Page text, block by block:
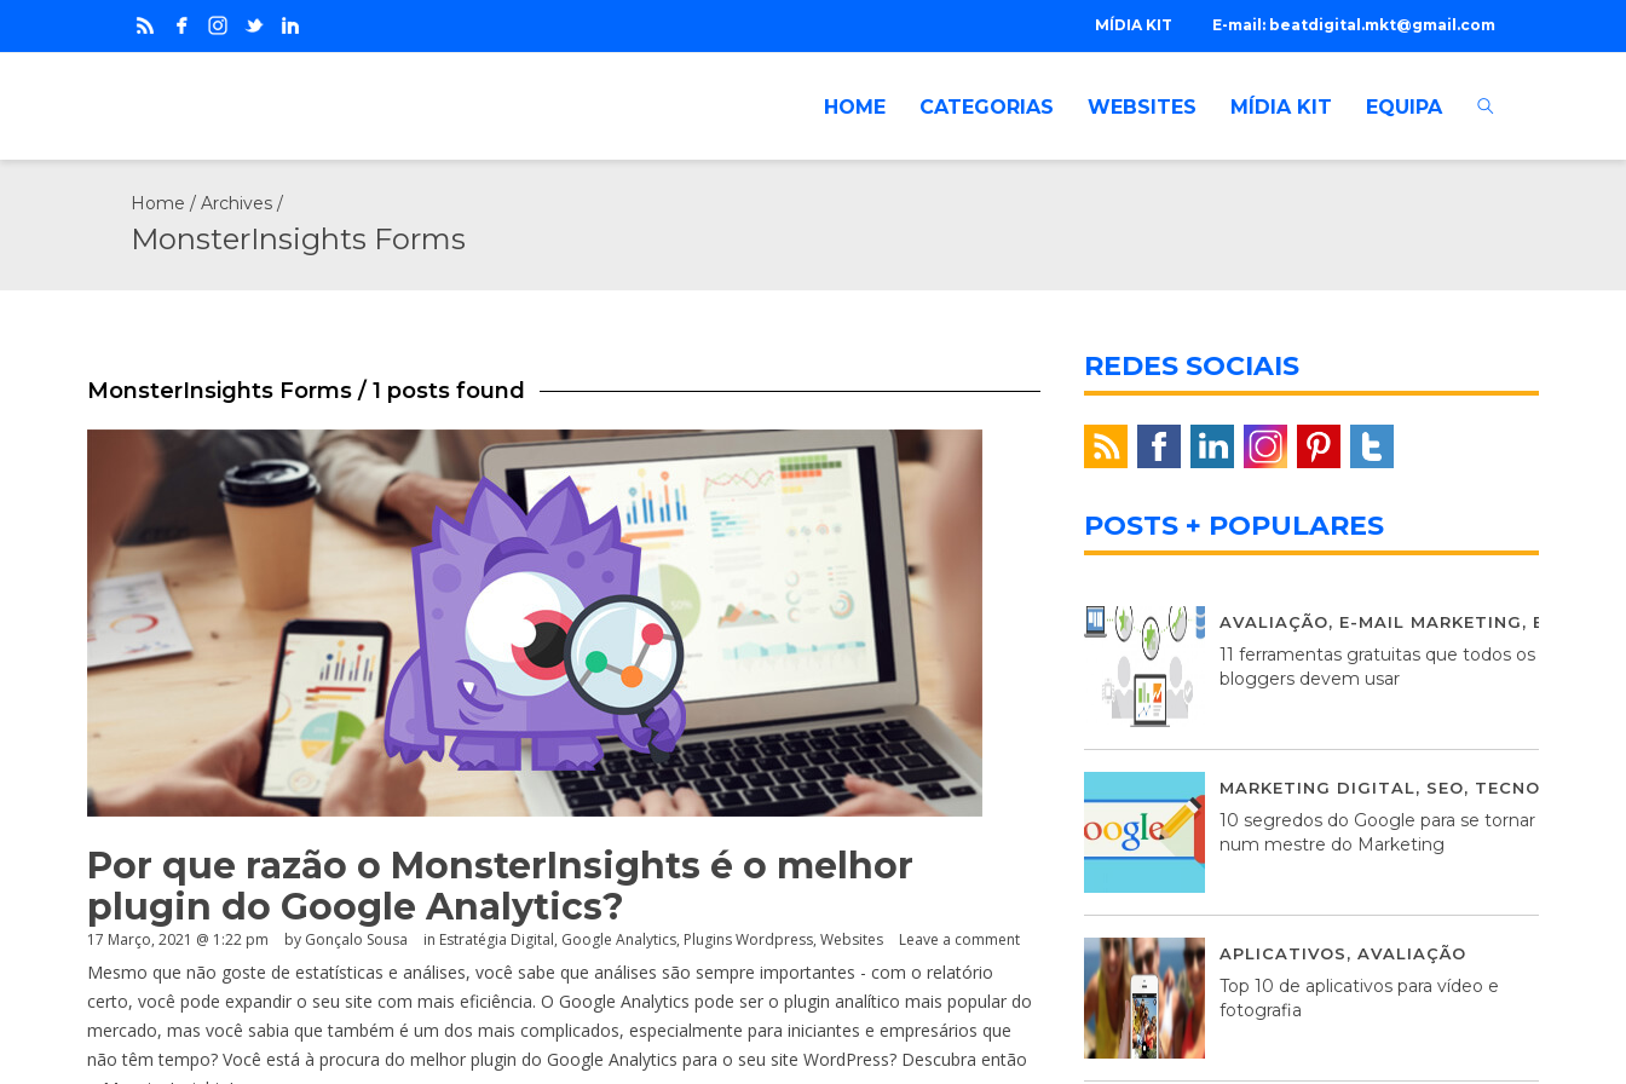
E-mail: beatdigital.mkt@gmail.com
MÍDIA KIT
HOME CATEGORIAS WEBSITES MÍDIA KIT EQUIPA
Home / Archives /
MonsterInsights Forms
MonsterInsights Forms / 1 posts found
Por que razão o MonsterInsights é o melhor
plugin do Google Analytics?
17 Março, 2021 @ 1:22 pm by Gonçalo Sousa in Estratégia Digital, Google Analytics, Plugins Wordpress, Websites Leave a comment
Mesmo que não goste de estatísticas e análises, você sabe que análises são sempre importantes - com o relatório
certo, você pode expandir o seu site com mais eficiência. O Google Analytics pode ser o plugin analítico mais popular do
mercado, mas você sabia que também é um dos mais complicados, especialmente para iniciantes e empresários que
não têm tempo? Você está à procura do melhor plugin do Google Analytics para o seu site WordPress? Descubra então
REDES SOCIAIS
POSTS + POPULARES
AVALIAÇÃO, E-MAIL MARKETING,
11 ferramentas gratuitas que todos os
bloggers devem usar
MARKETING DIGITAL, SEO, TECNOLOGIA
10 segredos do Google para se tornar
num mestre do Marketing
APLICATIVOS, AVALIAÇÃO
Top 10 de aplicativos para vídeo e
fotografia